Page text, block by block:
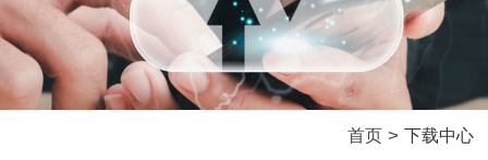
首页 > 下载中心